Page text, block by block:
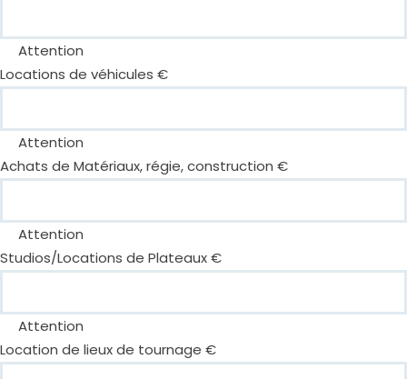
Attention
Locations de véhicules €
Attention
Achats de Matériaux, régie, construction €
Attention
Studios/Locations de Plateaux €
Attention
Location de lieux de tournage €